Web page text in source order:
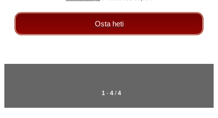
Osta heti
1 - 4 /4